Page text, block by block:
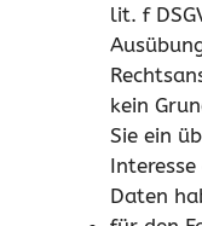
lit. f
kein
Sie ein
Daten